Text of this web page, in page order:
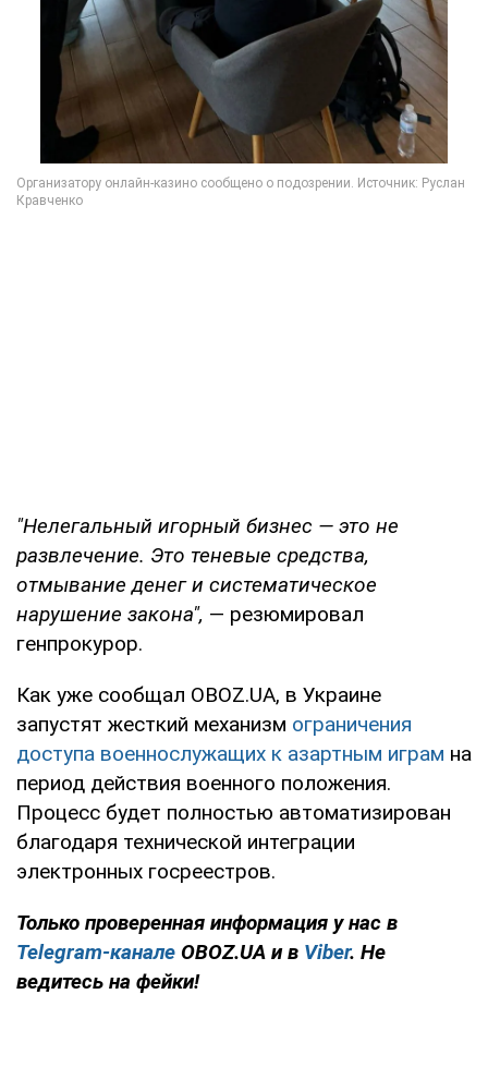
"Нелегальный игорный бизнес — это не
развлечение. Это теневые средства,
отмывание денег и систематическое
нарушение закона", — резюмировал
генпрокурор.
Как уже сообщал OBOZ.UA, в Украине
запустят жесткий механизм ограничения
доступа военнослужащих к азартным играм на
период действия военного положения.
Процесс будет полностью автоматизирован
благодаря технической интеграции
электронных госреестров.
Только проверенная информация у нас в
Telegram-канале OBOZ.UA и в Viber. Не
ведитесь на фейки!